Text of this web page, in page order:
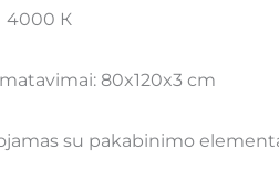
4000 К
80x120x3 cm
su pakabinimo